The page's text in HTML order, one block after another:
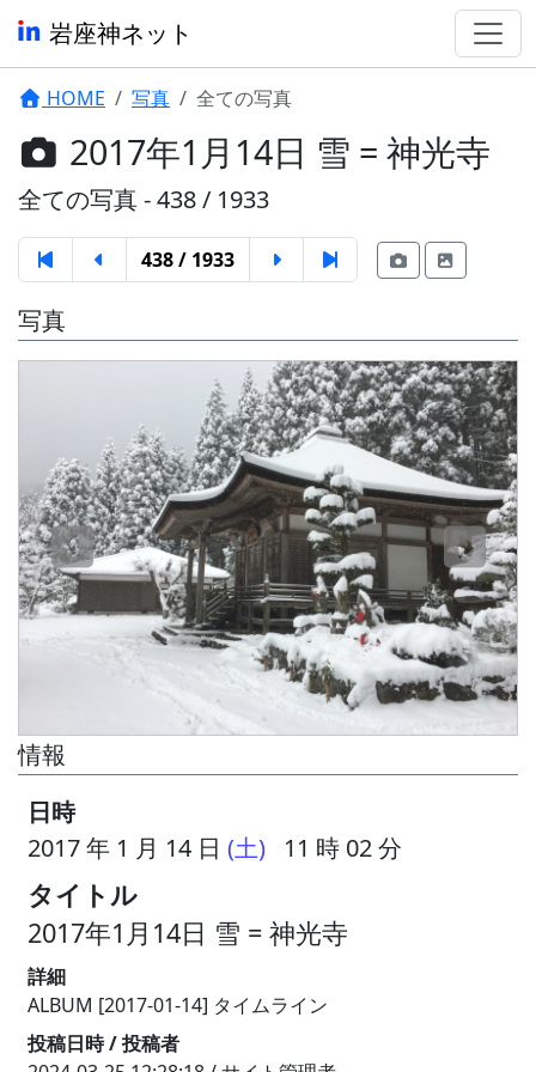
岩座神ネット
HOME 写真 全ての写真
2017年1月14日 雪 = 神光寺
全ての写真 - 438 / 1933
438 / 1933
写真
情報
日時
2017 年 1 月 14 日 (土) 11 時 02 分
タイトル
2017年1月14日 雪 = 神光寺
詳細
ALBUM [2017-01-14] タイムライン
投稿日時 / 投稿者